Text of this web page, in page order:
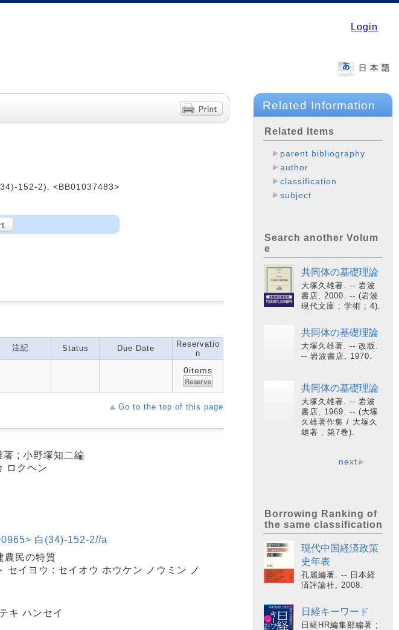
Login
152-2). <BB01037483>
注記 Status Due Date
Reservatio
n
0items
Go to the top of this page
; 小野塚知二編
ロクヘン
白(34)-152-2//a
農民の特質
セイヨウ : セイオウ ホウケン ノウミン ノ
キ ハンセイ
Related Information
Related Items
parent bibliography
author
classification
subject
Search another Volum
e
共同体の基礎理論
大塚久雄著. -- 岩波
書店, 2000. -- (岩波
現代文庫 ; 学術 ; 4).
共同体の基礎理論
大塚久雄著. -- 改版.
-- 岩波書店, 1970.
共同体の基礎理論
大塚久雄著. -- 岩波
書店, 1969. -- (大塚
久雄著作集 / 大塚久
雄著 ; 第7巻).
next
Borrowing Ranking of
the same classification
現代中国経済政策
史年表
孔麗編著. -- 日本経
済評論社, 2008.
日経キーワード
日経HR編集部編著 ;